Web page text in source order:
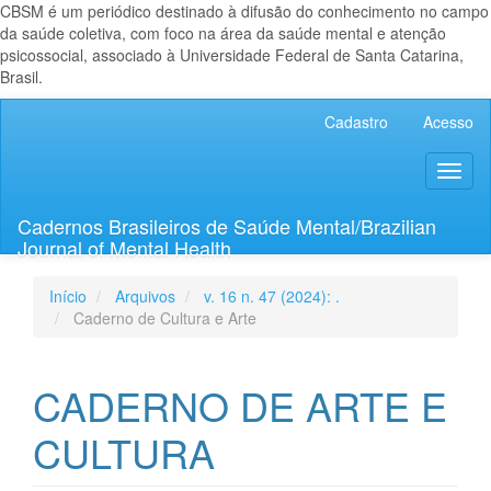
CBSM é um periódico destinado à difusão do conhecimento no campo
da saúde coletiva, com foco na área da saúde mental e atenção
psicossocial, associado à Universidade Federal de Santa Catarina,
Brasil.
Lateral
Cadastro Acesso
Cadernos Brasileiros de Saúde Mental/Brazilian
Journal of Mental Health
Início Arquivos
v. 16 n. 47 (2024): .
Caderno de Cultura e Arte
CADERNO DE ARTE E
CULTURA